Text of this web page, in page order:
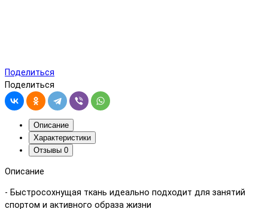
Поделиться
Поделиться
Описание
Характеристики
Отзывы 0
Описание
- Быстросохнущая ткань идеально подходит для занятий
спортом и активного образа жизни